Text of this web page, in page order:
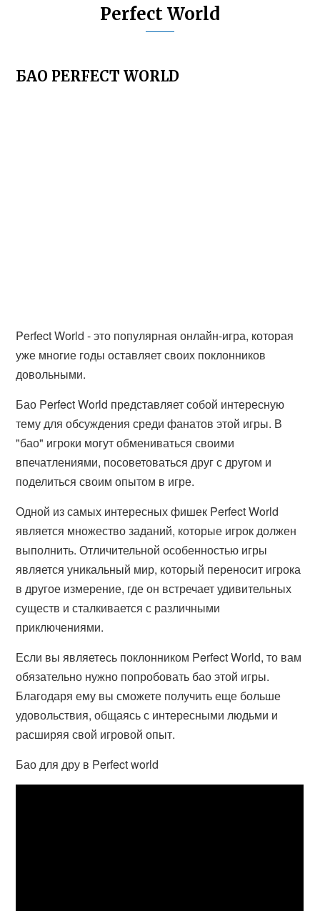
Perfect World
БАО PERFECT WORLD
Perfect World - это популярная онлайн-игра, которая
уже многие годы оставляет своих поклонников
довольными.
Бао Perfect World представляет собой интересную
тему для обсуждения среди фанатов этой игры. В
"бао" игроки могут обмениваться своими
впечатлениями, посоветоваться друг с другом и
поделиться своим опытом в игре.
Одной из самых интересных фишек Perfect World
является множество заданий, которые игрок должен
выполнить. Отличительной особенностью игры
является уникальный мир, который переносит игрока
в другое измерение, где он встречает удивительных
существ и сталкивается с различными
приключениями.
Если вы являетесь поклонником Perfect World, то вам
обязательно нужно попробовать бао этой игры.
Благодаря ему вы сможете получить еще больше
удовольствия, общаясь с интересными людьми и
расширяя свой игровой опыт.
Бао для дру в Perfect world